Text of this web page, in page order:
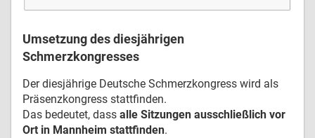
Umsetzung des diesjährigen
Schmerzkongresses
Der diesjährige Deutsche Schmerzkongress wird als
Präsenzkongress stattfinden.
Das bedeutet, dass alle Sitzungen ausschließlich vor
Ort in Mannheim stattfinden.